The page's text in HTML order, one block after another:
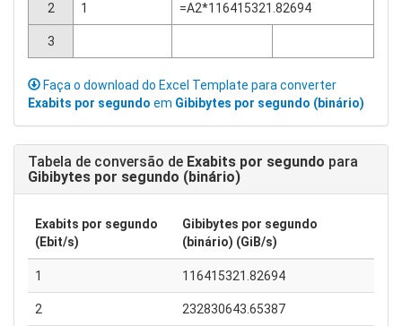
2 1 =A2*116415321.82694
3
Faça o download do Excel Template para converter
Exabits por segundo em Gibibytes por segundo (binário)
Tabela de conversão de Exabits por segundo para
Gibibytes por segundo (binário)
Exabits por segundo
(Ebit/s)
Gibibytes por segundo
(binário) (GiB/s)
1 116415321.82694
2 232830643.65387